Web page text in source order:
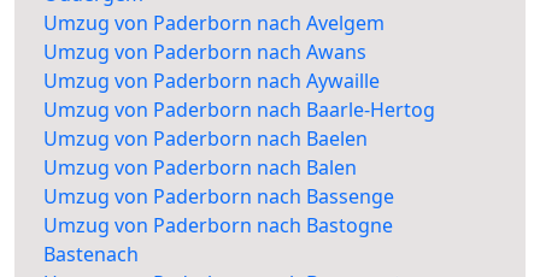
Umzug von Paderborn nach Avelgem
Umzug von Paderborn nach Awans
Umzug von Paderborn nach Aywaille
Umzug von Paderborn nach Baarle-Hertog
Umzug von Paderborn nach Baelen
Umzug von Paderborn nach Balen
Umzug von Paderborn nach Bassenge
Umzug von Paderborn nach Bastogne
Bastenach